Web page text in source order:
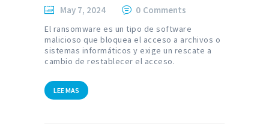
May 7, 2024 0 Comments
El ransomware es un tipo de software
malicioso que bloquea el acceso a archivos o
sistemas informáticos y exige un rescate a
cambio de restablecer el acceso.
LEE MAS